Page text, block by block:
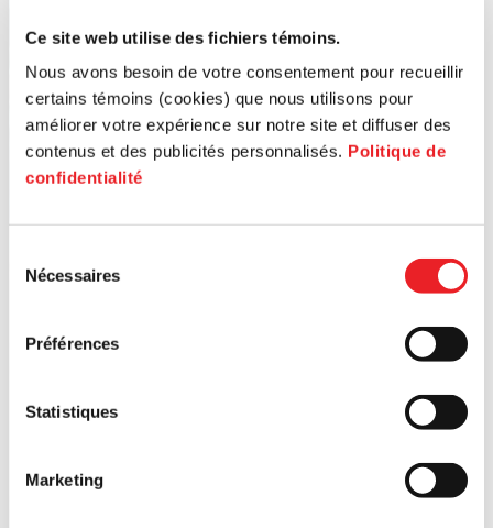
Ce site web utilise des fichiers témoins.
Nous avons besoin de votre consentement pour recueillir
certains témoins (cookies) que nous utilisons pour
améliorer votre expérience sur notre site et diffuser des
contenus et des publicités personnalisés. Politique de
confidentialité
Nécessaires
Préférences
Statistiques
Marketing